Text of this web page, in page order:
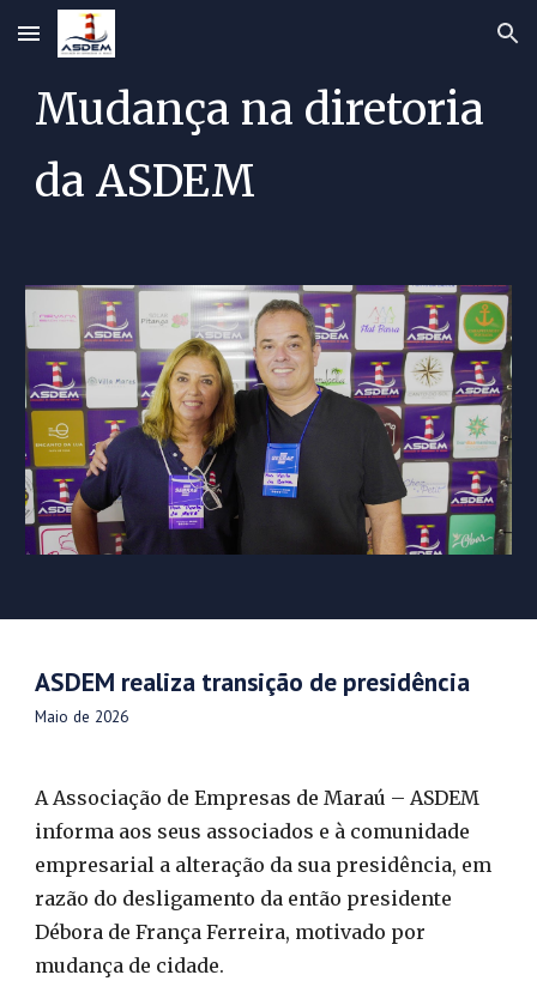
Skip to main content Skip to navigation
Mudança na diretoria
da ASDEM
ASDEM realiza transição de presidência
Maio de 2026
A Associação de Empresas de Maraú – ASDEM
informa aos seus associados e à comunidade
empresarial a alteração da sua presidência, em
razão do desligamento da então presidente
Débora de França Ferreira, motivado por
mudança de cidade.